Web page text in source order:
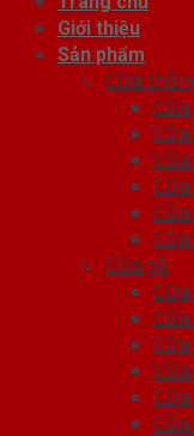
Giới thiệu
Sản phẩm
Cửa
Cửa
Cửa gỗ
Cửa
Cửa
Cửa
Cửa
Cửa